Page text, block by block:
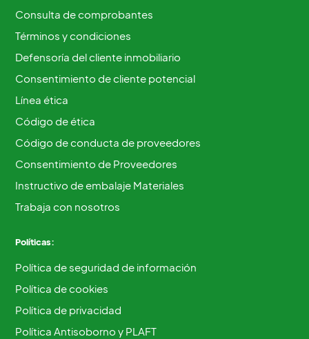
Consulta de comprobantes
Términos y condiciones
Defensoría del cliente inmobiliario
Consentimiento de cliente potencial
Línea ética
Código de ética
Código de conducta de proveedores
Consentimiento de Proveedores
Instructivo de embalaje Materiales
Trabaja con nosotros
Políticas:
Política de seguridad de información
Política de cookies
Política de privacidad
Política Antisoborno y PLAFT